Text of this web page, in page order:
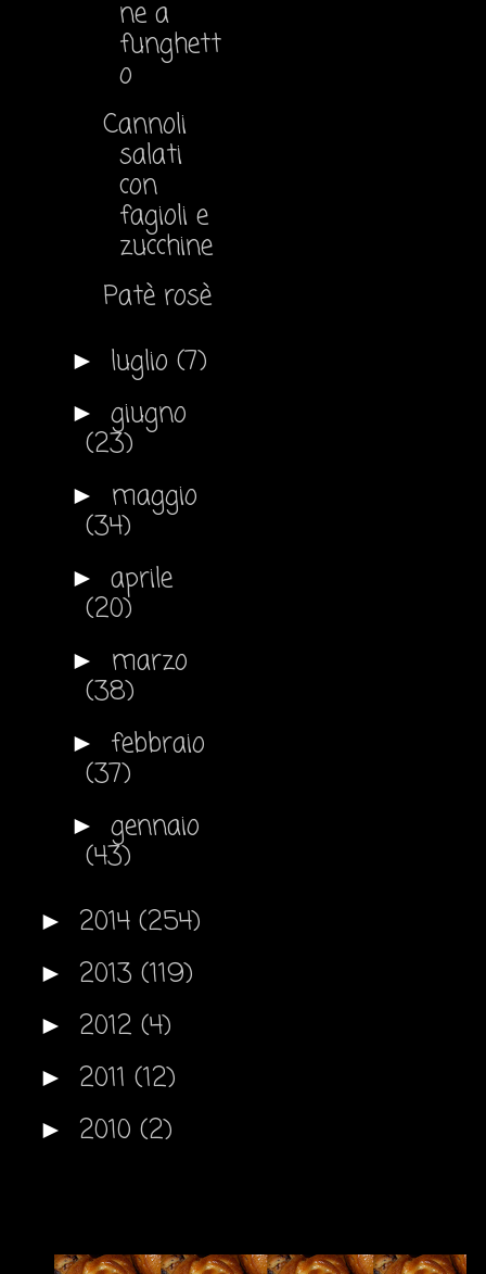
ne a
funghett
o
Cannoli
salati
con
fagioli e
zucchine
Patè rosè
► luglio (7)
► giugno
(23)
► maggio
(34)
► aprile
(20)
► marzo
(38)
► febbraio
(37)
► gennaio
(43)
► 2014 (254)
► 2013 (119)
► 2012 (4)
► 2011 (12)
► 2010 (2)